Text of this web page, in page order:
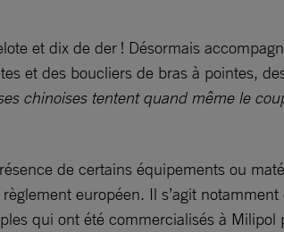
et dix de der ! Désormais
et des boucliers de bras à pointes,
chinoises tentent quand même le
de certains équipements ou
européen. Il s’agit
qui ont été commercialisés à Milipol